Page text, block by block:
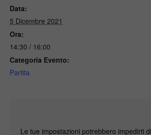
Data:
5 Dicembre 2021
Ora:
14:30 / 16:00
Categoria Evento:
Partita
Le tue impostazioni potrebbero impedirti